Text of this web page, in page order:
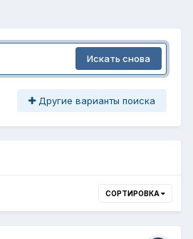
Искать снова
Другие варианты поиска
СОРТИРОВКА